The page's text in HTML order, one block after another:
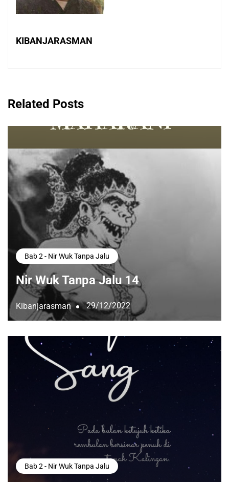
KIBANJARASMAN
Related Posts
Bab 2 - Nir Wuk Tanpa Jalu
Nir Wuk Tanpa Jalu 14
Kibanjarasman 29/12/2022
Bab 2 - Nir Wuk Tanpa Jalu